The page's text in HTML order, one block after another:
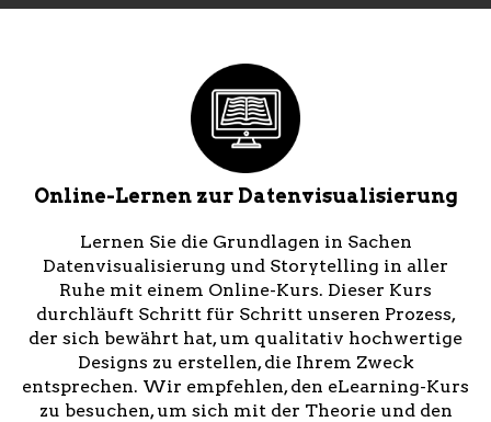
Online-Lernen zur Datenvisualisierung
Lernen Sie die Grundlagen in Sachen
Datenvisualisierung und Storytelling in aller
Ruhe mit einem Online-Kurs. Dieser Kurs
durchläuft Schritt für Schritt unseren Prozess,
der sich bewährt hat, um qualitativ hochwertige
Designs zu erstellen, die Ihrem Zweck
entsprechen. Wir empfehlen, den eLearning-Kurs
zu besuchen, um sich mit der Theorie und den